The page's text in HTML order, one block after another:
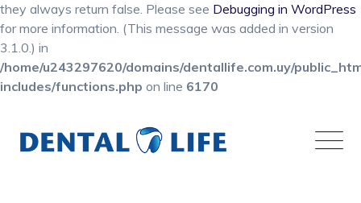
they always return false. Please see Debugging in WordPress
for more information. (This message was added in version
3.1.0.) in
/home/u243297620/domains/dentallife.com.uy/
includes/functions.php on line 6170
content